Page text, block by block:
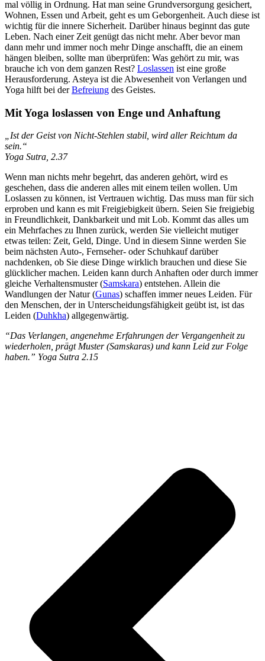
mal völlig in Ordnung. Hat man seine Grundversorgung gesichert,
Wohnen, Essen und Arbeit, geht es um Geborgenheit. Auch diese ist
wichtig für die innere Sicherheit. Darüber hinaus beginnt das gute
Leben. Nach einer Zeit genügt das nicht mehr. Aber bevor man
dann mehr und immer noch mehr Dinge anschafft, die an einem
hängen bleiben, sollte man überprüfen: Was gehört zu mir, was
brauche ich von dem ganzen Rest? Loslassen ist eine große
Herausforderung. Asteya ist die Abwesenheit von Verlangen und
Yoga hilft bei derBefreiung des Geistes.
Mit Yoga loslassen von Enge und Anhaftung
„Ist der Geist von Nicht-Stehlen stabil, wird aller Reichtum da
sein.“
Yoga Sutra, 2.37
Wenn man nichts mehr begehrt, das anderen gehört, wird es
geschehen, dass die anderen alles mit einem teilen wollen. Um
Loslassen zu können, ist Vertrauen wichtig. Das muss man für sich
erproben und kann es mit Freigiebigkeit übern. Seien Sie freigiebig
in Freundlichkeit, Dankbarkeit und mit Lob. Kommt das alles um
ein Mehrfaches zu Ihnen zurück, werden Sie vielleicht mutiger
etwas teilen: Zeit, Geld, Dinge. Und in diesem Sinne werden Sie
beim nächsten Auto-, Fernseher- oder Schuhkauf darüber
nachdenken, ob Sie diese Dinge wirklich brauchen und diese Sie
glücklicher machen. Leiden kann durch Anhaften oder durch immer
gleiche Verhaltensmuster (Samskara) entstehen. Allein die
Wandlungen der Natur (Gunas) schaffen immer neues Leiden. Für
den Menschen, der in Unterscheidungsfähigkeit geübt ist, ist das
Leiden (Duhkha) allgegenwärtig.
“Das Verlangen, angenehme Erfahrungen der Vergangenheit zu
wiederholen, prägt Muster (Samskaras) und kann Leid zur Folge
haben.” Yoga Sutra 2.15